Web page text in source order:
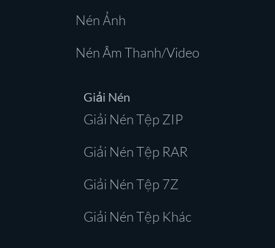
Nén Ảnh
Nén Âm Thanh/Video
Giải Nén
Giải Nén Tệp ZIP
Giải Nén Tệp RAR
Giải Nén Tệp 7Z
Giải Nén Tệp Khác